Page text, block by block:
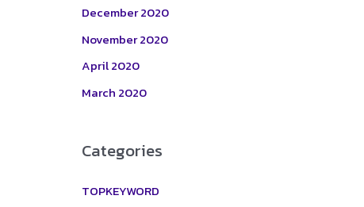
December 2020
November 2020
April 2020
March 2020
Categories
TOPKEYWORD